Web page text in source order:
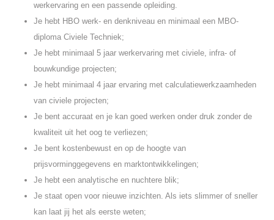
werkervaring en een passende opleiding.
Je hebt HBO werk- en denkniveau en minimaal een MBO-
diploma Civiele Techniek;
Je hebt minimaal 5 jaar werkervaring met civiele, infra- of
bouwkundige projecten;
Je hebt minimaal 4 jaar ervaring met calculatiewerkzaamheden
van civiele projecten;
Je bent accuraat en je kan goed werken onder druk zonder de
kwaliteit uit het oog te verliezen;
Je bent kostenbewust en op de hoogte van
prijsvorminggegevens en marktontwikkelingen;
Je hebt een analytische en nuchtere blik;
Je staat open voor nieuwe inzichten. Als iets slimmer of sneller
kan laat jij het als eerste weten;